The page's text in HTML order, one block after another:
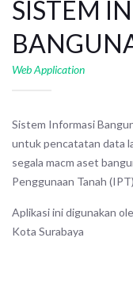
SISTEM
Web Application
Sistem Informasi
untuk pencatatan data
segala macm aset
Penggunaan Tanah
Aplikasi ini digunakan
Kota Surabaya